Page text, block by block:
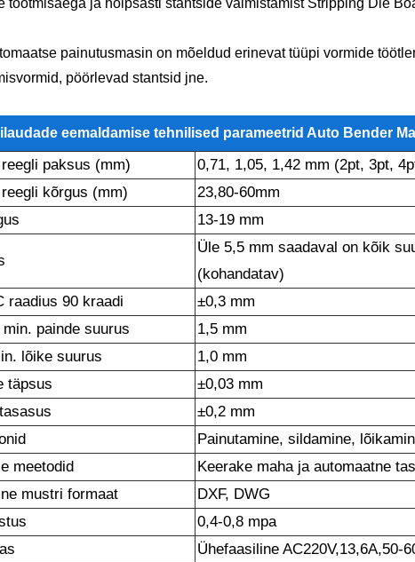
painutusmasin on mõeldud erinevat tüüpi vormide
pöörlevad stantsid jne.
eemaldamise tehnilised parameetrid Auto Bender
paksus (mm)
0,71, 1,05, 1,42 mm (2pt, 3pt,
kõrgus (mm)
23,80-60mm
13-19 mm
Üle 5,5 mm saadaval on kõik
(kohandatav)
raadius 90 kraadi
±0,3 mm
painde suurus
1,5 mm
lõike suurus
1,0 mm
täpsus
±0,03 mm
±0,2 mm
Painutamine, sildamine,
meetodid
Keerake maha ja automaatne
mustri formaat
DXF, DWG
0,4-0,8 mpa
Ühefaasiline AC220V,13,6A,50-